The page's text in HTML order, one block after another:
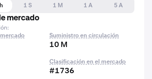
1 S 1 M 1 A
5 A
mercado
Suministro en circulación
10 M
Clasificación en el mercado
#1736